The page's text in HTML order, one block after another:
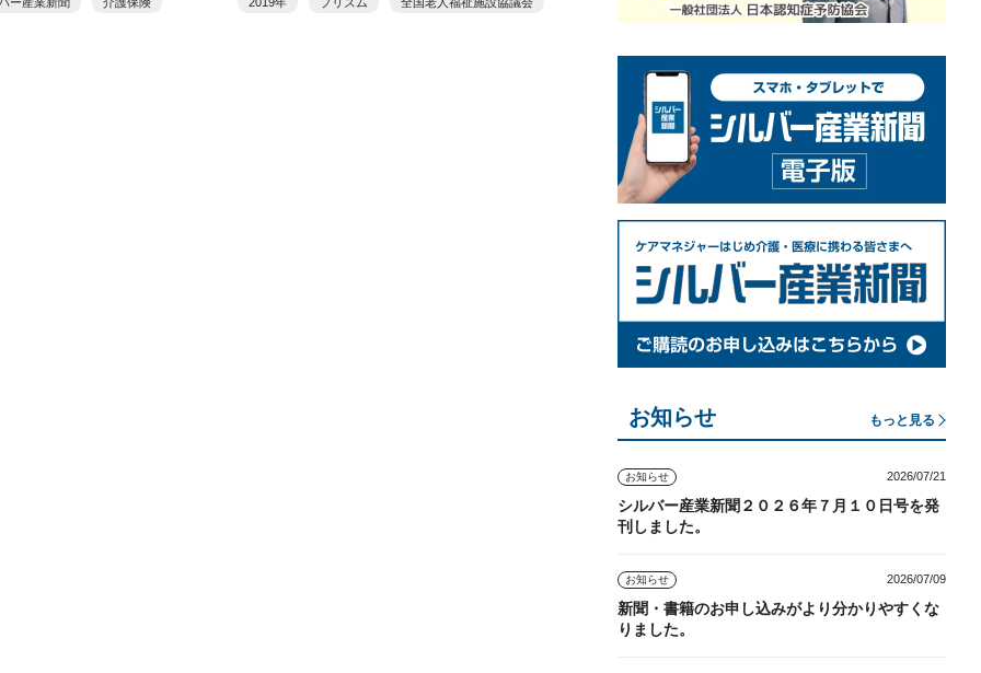
お知らせ もっと見る
お知らせ 2026/07/21
シルバー産業新聞２０２６年７月１０日号を発
刊しました。
お知らせ 2026/07/09
新聞・書籍のお申し込みがより分かりやすくな
りました。